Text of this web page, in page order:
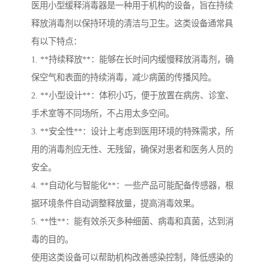
医用小型缓释消毒器是一种用于机构的设备，旨在持续
释放消毒剂以保持环境的清洁与卫生。这类设备通常具
有以下特点：
1. **持续释放**：能够在长时间内缓慢释放消毒剂，确
保空气和表面的持续消毒，减少病菌的传播风险。
2. **小型设计**：体积小巧，便于放置在病房、诊室、
手术室等不同场所，不占用太多空间。
3. **安全性**：设计上考虑到医用环境的特殊需求，所
用的消毒剂应无性、无残留，确保对患者和医务人员的
安全。
4. **自动化与智能化**：一些产品可能配备传感器，根
据环境条件自动调整释放量，提高消毒效果。
5. **性**：能有效杀灭多种细菌、病毒和真菌，达到消
毒的目的。
使用这类设备可以帮助机构改善感染控制，降低感染的